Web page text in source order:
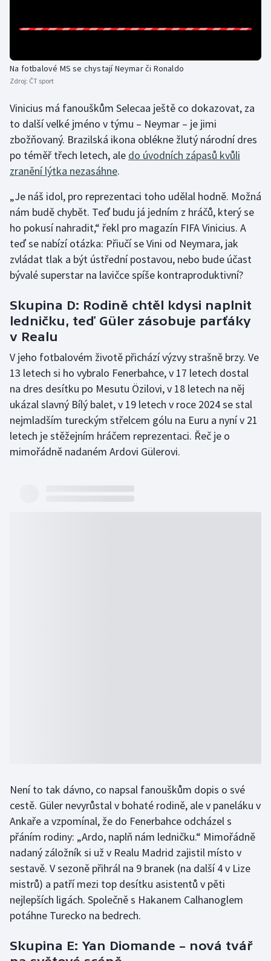
Na fotbalové MS se chystají Neymar či Ronaldo
Zdroj: ČT sport
Vinicius má fanouškům Selecaa ještě co dokazovat, za
to další velké jméno v týmu – Neymar – je jimi
zbožňovaný. Brazilská ikona oblékne žlutý národní dres
po téměř třech letech, ale do úvodních zápasů kvůli
zranění lýtka nezasáhne.
„Je náš idol, pro reprezentaci toho udělal hodně. Možná
nám budě chybět. Teď budu já jedním z hráčů, který se
ho pokusí nahradit,“ řekl pro magazín FIFA Vinicius. A
teď se nabízí otázka: Přiučí se Vini od Neymara, jak
zvládat tlak a být ústřední postavou, nebo bude účast
bývalé superstar na lavičce spíše kontraproduktivní?
Skupina D: Rodině chtěl kdysi naplnit
ledničku, teď Güler zásobuje parťáky
v Realu
V jeho fotbalovém životě přichází výzvy strašně brzy. Ve
13 letech si ho vybralo Fenerbahce, v 17 letech dostal
na dres desítku po Mesutu Özilovi, v 18 letech na něj
ukázal slavný Bílý balet, v 19 letech v roce 2024 se stal
nejmladším tureckým střelcem gólu na Euru a nyní v 21
letech je stěžejním hráčem reprezentaci. Řeč je o
mimořádně nadaném Ardovi Gülerovi.
Není to tak dávno, co napsal fanouškům dopis o své
cestě. Güler nevyrůstal v bohaté rodině, ale v paneláku v
Ankaře a vzpomínal, že do Fenerbahce odcházel s
přáním rodiny: „Ardo, naplň nám ledničku.“ Mimořádně
nadaný záložník si už v Realu Madrid zajistil místo v
sestavě. V sezoně přihrál na 9 branek (na další 4 v Lize
mistrů) a patří mezi top desítku asistentů v pěti
nejlepších ligách. Společně s Hakanem Calhanoglem
potáhne Turecko na bedrech.
Skupina E: Yan Diomande – nová tvář